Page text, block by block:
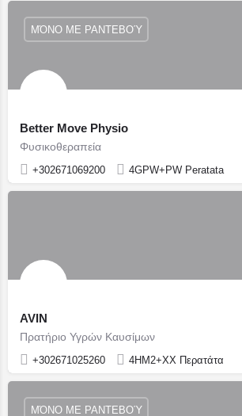
Better Move Physio
Φυσικοθεραπεία
+302671069200 4GPW+PW Peratata
ΜΌΝΟ ΜΕ ΡΑΝΤΕΒΟΎ
AVIN
Πρατήριο Υγρών Καυσίμων
+302671025260 4HM2+XX Περατάτα
ΜΌΝΟ ΜΕ ΡΑΝΤΕΒΟΎ